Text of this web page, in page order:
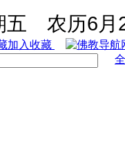
五 农历6月
加入收藏